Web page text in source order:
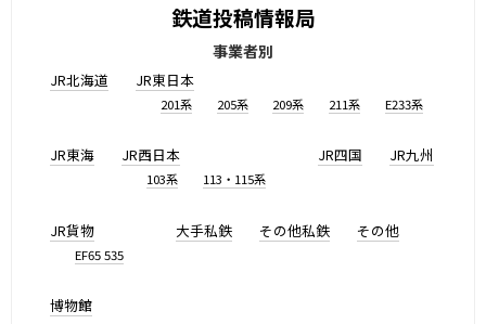
鉄道投稿情報局
事業者別
JR北海道 JR東日本
201系 205系 209系 211系 E233系
JR東海 JR西日本
103系 113・115系
JR四国 JR九州
JR貨物
EF65 535
大手私鉄 その他私鉄 その他
博物館